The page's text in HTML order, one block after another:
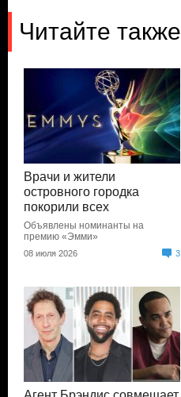
Читайте также
Врачи и жители
островного городка
покорили всех
Объявлены номинанты на
премию «Эмми»
08 июля 2026 3